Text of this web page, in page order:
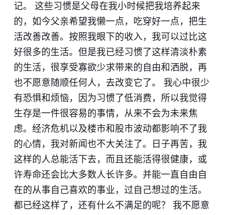
记。 这些习惯是父母在我小时候把我培养起来
的，如今父亲希望我懒一点，吃穿好一点，把生
活改善改善。按照我眼下的收入，我可以过比这
好很多的生活。但是我已经习惯了这样清淡朴素
的生活，很享受寡欲少求带来的自由和洒脱，再
也不愿意随顺任何人，去改变它了。 我心中很少
有恐惧和烦恼，因为习惯了低消费，所以我觉得
生存是一件很容易的事情，从来不会为未来焦
虑。经济危机以及楼市和股市波动都影响不了我
的心情，我对新闻也不大关注了。日子再苦，我
这样的人总能活下去，而且还能活得很健康，或
许寿命还会比大多数人长许多。并能一直自由自
在的从事自己喜欢的事业，过自己想过的生活。
都已经这样了，还有什么不满足的呢？ 我不愿意